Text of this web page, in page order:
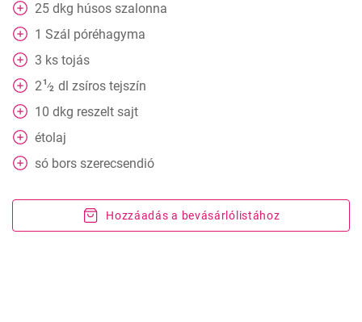
25 dkg húsos szalonna
1 Szál póréhagyma
3 ks tojás
21⁄2 dl zsíros tejszín
10 dkg reszelt sajt
étolaj
só bors szerecsendió
Hozzáadás a bevásárlólistához